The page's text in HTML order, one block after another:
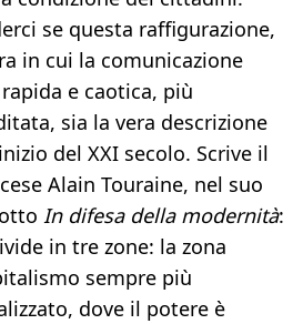
se questa raffigurazione,
in cui la comunicazione
e caotica, più
sia la vera descrizione
del XXI secolo. Scrive il
Alain Touraine, nel suo
In difesa della modernità:
in tre zone: la zona
sempre più
dove il potere è